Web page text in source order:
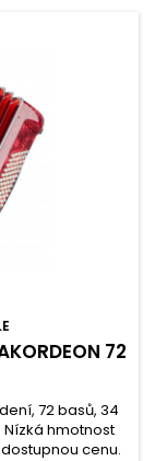
72
72 basů, 34
Nízká hmotnost
cenu.